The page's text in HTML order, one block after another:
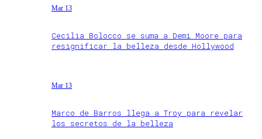
Mar 13
Cecilia Bolocco se suma a Demi Moore para
resignificar la belleza desde Hollywood
Mar 13
Marco de Barros llega a Troy para revelar
los secretos de la belleza